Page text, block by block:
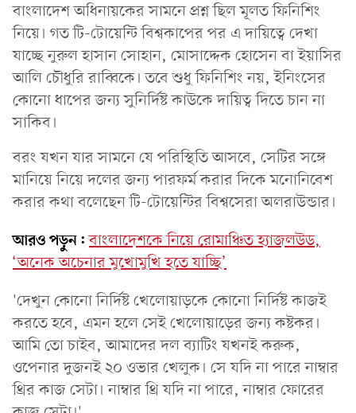
বাংলাদেশ অধিনায়কের সামনে প্রশ্ন ছিল মূলত ফিনিশিং
নিয়ে। গত টি-টোয়েন্টি বিশ্বকাপের পর এ দায়িত্বে দেখা
যাচ্ছে নুরুল হাসান সোহান, মোসাদ্দেক হোসেন বা ইয়াসির
আলি চৌধুরি রাব্বিকে। তবে শুধু ফিনিশিং নয়, ইনিংসের
কোনো ধাপের জন্য সুনির্দিষ্ট কাউকে দায়িত্ব দিতে চান না
সাকিব।
বরং যখন যার সামনে যে পরিস্থিতি আসবে, সেটির সঙ্গে
মানিয়ে নিয়ে দলের জন্য পারফর্ম করার দিকে মনোনিবেশ
করার কথা বলেছেন টি-টোয়েন্টির বিশ্বসেরা অলরাউন্ডার।
আরও পড়ুন: বাংলাদেশকে নিয়ে রোমাঞ্চিত হ্যাজলউড,
‘অনেক অচেনার মুখোমুখি হতে যাচ্ছি’
'দেখুন কোনো নির্দিষ্ট খেলোয়াড়কে কোনো নির্দিষ্ট কাজই
করতে হবে, এমন হলে সেই খেলোয়াড়ের জন্য কষ্টকর।
আমি তো চাইব, আমাদের দল ব্যাটিং যখনই করুক,
ওপেনার দুজনই ২০ ওভার খেলুক। সে যদি না পারে নাম্বার
থ্রির কাজ সেটা। নাম্বার থ্রি যদি না পারে, নাম্বার ফোরের